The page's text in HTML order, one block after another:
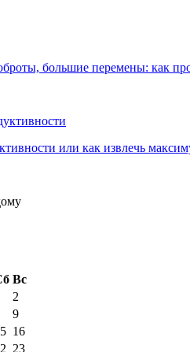
большие перемены: как
или как извлечь
Вс
2
9
16
23